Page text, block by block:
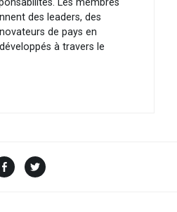
Les membres
des leaders, des
de pays en
à travers le
Facebook